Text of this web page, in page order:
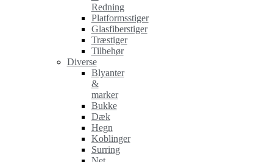
Redning
Platformsstiger
Glasfiberstiger
Træstiger
Tilbehør
Diverse
Blyanter
&
marker
Bukke
Dæk
Hegn
Koblinger
Surring